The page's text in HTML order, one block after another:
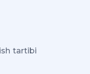
tartibi